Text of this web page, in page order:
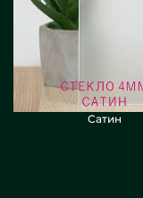
Сатин